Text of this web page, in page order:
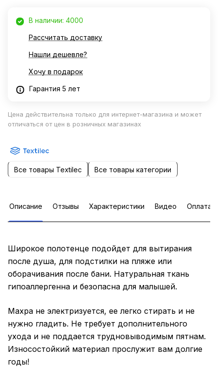
В наличии: 4000
Рассчитать доставку
Нашли дешевле?
Хочу в подарок
Гарантия 5 лет
Цена действительна только для интернет-магазина и может
отличаться от цен в розничных магазинах
Все товары Textileс Все товары категории
Описание Отзывы Характеристики Видео Оплата
Широкое полотенце подойдет для вытирания
после душа, для подстилки на пляже или
оборачивания после бани. Натуральная ткань
гипоаллергенна и безопасна для малышей.
Махра не электризуется, ее легко стирать и не
нужно гладить. Не требует дополнительного
ухода и не поддается трудновыводимым пятнам.
Износостойкий материал прослужит вам долгие
годы!